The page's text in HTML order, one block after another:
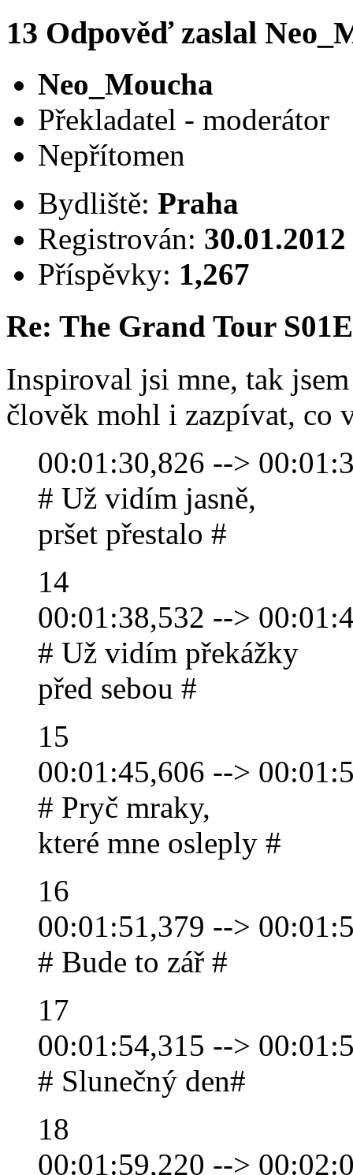
13 Odpověď zaslal
Neo_Moucha
Překladatel - moderátor
Nepřítomen
Bydliště: Praha
Registrován: 30.01.2012
Příspěvky: 1,267
Re: The Grand Tour
Inspiroval jsi mne, tak
člověk mohl i zazpívat, co
00:01:30,826 -->
# Už vidím jasně,
pršet přestalo #
14
00:01:38,532 -->
# Už vidím překážky
před sebou #
15
00:01:45,606 -->
# Pryč mraky,
které mne osleply #
16
00:01:51,379 -->
# Bude to zář #
17
00:01:54,315 -->
# Slunečný den#
18
00:01:59,220 -->